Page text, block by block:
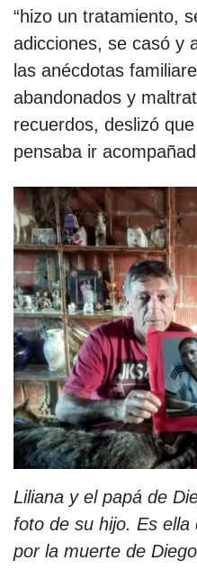
“hizo un tratamiento,
adicciones, se casó y
las anécdotas
abandonados y
recuerdos, deslizó
pensaba ir
Liliana y el papá de
foto de su hijo. Es
por la muerte de